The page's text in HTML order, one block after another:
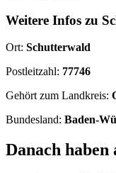
Weitere Infos zu
Ort: Schutterwald
Postleitzahl: 77746
Gehört zum Landkreis:
Bundesland: Baden-
Danach haben